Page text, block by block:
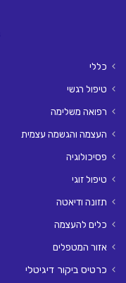
כללי
טיפול רגשי
רפואה משלימה
העצמה והגשמה עצמית
פסיכולוגיה
טיפול זוגי
תזונה ודיאטה
כלים להעצמה
אזור המטפלים
כרטיס ביקור דיגיטלי